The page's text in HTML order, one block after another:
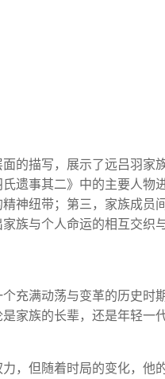
的描写，展示了远吕羽家
遗事其二》中的主要人物
神纽带；第三，家族成员
族与个人命运的相互交织
充满动荡与变革的历史时期
家族的长辈，还是年轻一代
，但随着时局的变化，他